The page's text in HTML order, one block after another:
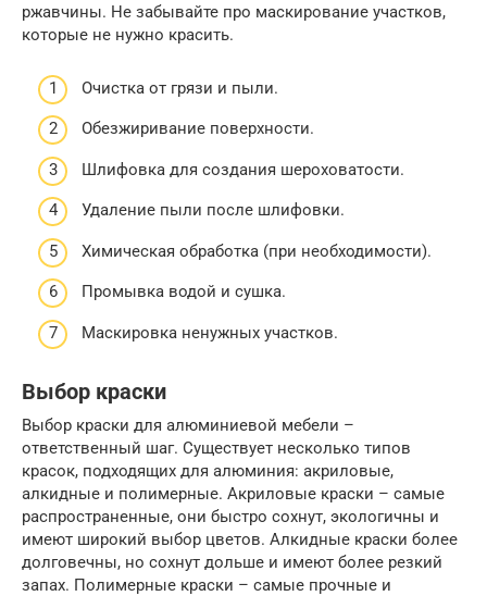
ржавчины. Не забывайте про маскирование участков,
которые не нужно красить.
Очистка от грязи и пыли.
Обезжиривание поверхности.
Шлифовка для создания шероховатости.
Удаление пыли после шлифовки.
Химическая обработка (при необходимости).
Промывка водой и сушка.
Маскировка ненужных участков.
Выбор краски
Выбор краски для алюминиевой мебели –
ответственный шаг. Существует несколько типов
красок, подходящих для алюминия: акриловые,
алкидные и полимерные. Акриловые краски – самые
распространенные, они быстро сохнут, экологичны и
имеют широкий выбор цветов. Алкидные краски более
долговечны, но сохнут дольше и имеют более резкий
запах. Полимерные краски – самые прочные и